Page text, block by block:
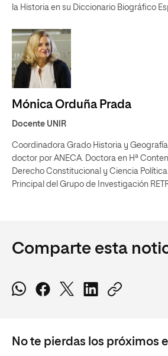
la Historia en su Diccionario Biográfico
Mónica Orduña Prada
Docente UNIR
Coordinadora Grado Historia y
doctor por ANECA. Doctora en Hª
Derecho Constitucional y Ciencia
Principal del Grupo de Investigación
Comparte esta
No te pierdas los próximos